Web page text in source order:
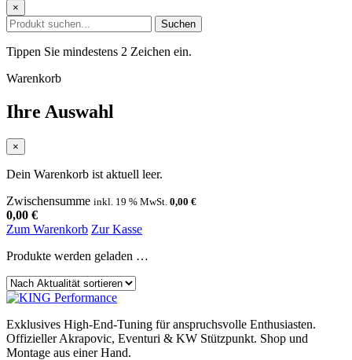
×
Suchen
Tippen Sie mindestens 2 Zeichen ein.
Warenkorb
Ihre Auswahl
×
Dein Warenkorb ist aktuell leer.
Zwischensumme inkl. 19 % MwSt. 0,00 €
0,00 €
Zum Warenkorb Zur Kasse
Produkte werden geladen …
Sortierung
Exklusives High-End-Tuning für anspruchsvolle Enthusiasten.
Offizieller Akrapovic, Eventuri & KW Stützpunkt. Shop und
Montage aus einer Hand.